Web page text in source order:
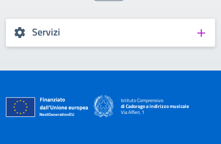
Servizi
Istituto Comprensivo
di Cadorago a indirizzo musicale
Via Alfieri, 1
— Visita la pagina iniziale della scuola